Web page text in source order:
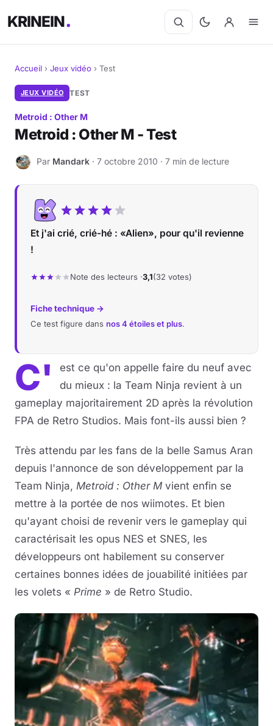
KRINEIN
Cinéma
Séries
Livres
Jeux vidéo
Sortir
Sciences & Tech
Forum
Accueil › Jeux vidéo › Test
JEUX VIDÉO TEST
Metroid : Other M
Metroid : Other M - Test
M Par Mandark · 7 octobre 2010 · 7 min de lecture
Et j'ai crié, crié-hé : «Alien», pour qu'il revienne
!
Note des lecteurs ·3,1(32 votes)
Fiche technique →
Ce test figure dans nos 4 étoiles et plus.
C'
est ce qu'on appelle faire du neuf avec
du mieux : la Team Ninja revient à un
gameplay majoritairement 2D après la révolution
FPA de Retro Studios. Mais font-ils aussi bien ?
Très attendu par les fans de la belle Samus Aran
depuis l'annonce de son développement par la
Team Ninja, Metroid : Other M vient enfin se
mettre à la portée de nos wiimotes. Et bien
qu'ayant choisi de revenir vers le gameplay qui
caractérisait les opus NES et SNES, les
développeurs ont habilement su conserver
certaines bonnes idées de jouabilité initiées par
les volets « Prime » de Retro Studio.